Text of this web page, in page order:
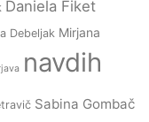
Daniela Fiket
Debeljak Mirjana
navdih
Sabina Gombač